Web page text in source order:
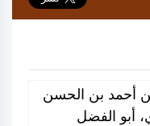
أحمد بن الحسن
أبو الفضل